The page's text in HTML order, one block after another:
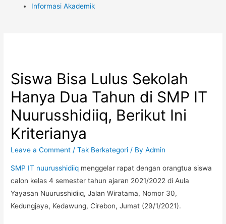
Informasi Akademik
Siswa Bisa Lulus Sekolah
Hanya Dua Tahun di SMP IT
Nuurusshidiiq, Berikut Ini
Kriterianya
Leave a Comment /Tak Berkategori / ByAdmin
SMP IT nuurusshidiiq menggelar rapat dengan orangtua siswa
calon kelas 4 semester tahun ajaran 2021/2022 di Aula
Yayasan Nuurusshidiiq, Jalan Wiratama, Nomor 30,
Kedungjaya, Kedawung, Cirebon, Jumat (29/1/2021).